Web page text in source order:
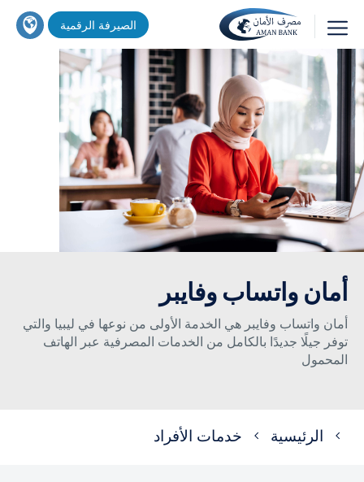
إلى
المحتوى
الرئيسي
اين
تجد
خدماتنا
الصيرفة الرقمية
بحث
أمان واتساب وفايبر
أمان واتساب وفايبر هي الخدمة الأولى من نوعها في ليبيا والتي
توفر جيلًا جديدًا بالكامل من الخدمات المصرفية عبر الهاتف
المحمول
مسارالرئيسية خدمات الأفراد